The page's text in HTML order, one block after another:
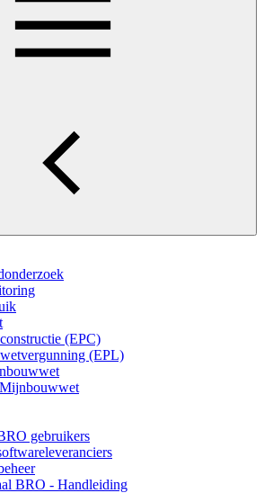
(EPC)
(EPL)
gebruikers
BRO - Handleiding